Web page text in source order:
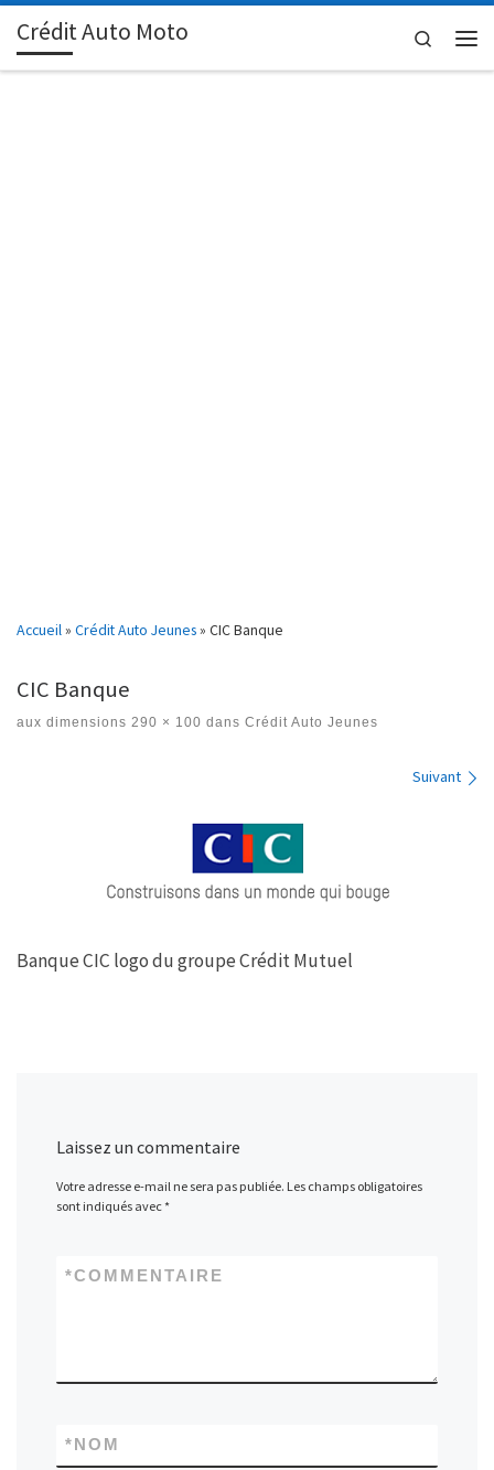
Passer au contenu
Crédit Auto Moto
Search
Accueil» Crédit Auto Jeunes» CIC Banque
CIC Banque
aux dimensions 290 × 100 dans Crédit Auto Jeunes
Suivant
Banque CIC logo du groupe Crédit Mutuel
Laissez un commentaire
Votre adresse e-mail ne sera pas publiée. Les champs obligatoires
sont indiqués avec*
COMMENTAIRE
*
NOM
*